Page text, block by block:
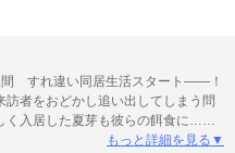
すれ違い同居生活スタート――！
者をおどかし追い出してしまう問
入居した夏芽も彼らの餌食に…と
い無自覚霊感持ち男で…!?!? ★コミ
もっと詳細を見る▼